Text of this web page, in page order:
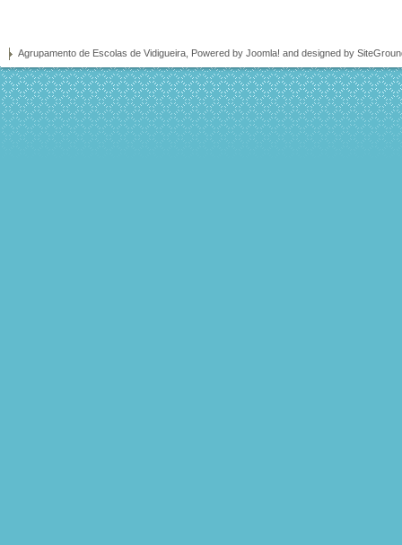
Agrupamento de Escolas de Vidigueira, Powered by Joomla! and designed by